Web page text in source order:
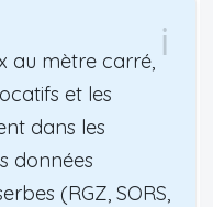
au mètre carré,
et les
dans les
données
(RGZ, SORS,